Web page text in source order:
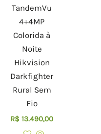
TandemVu
4+4MP
Colorida à
Noite
Hikvision
Darkfighter
Rural Sem
Fio
R$ 13.490,00